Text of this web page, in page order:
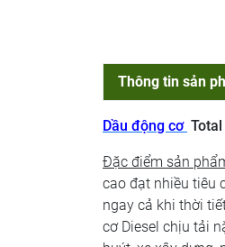
Thông tin sản
Dầu động cơ
Đặc điểm sản
cao đạt nhiều tiêu
ngay cả khi thời
cơ Diesel chịu tải